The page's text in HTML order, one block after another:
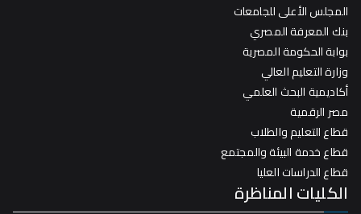
المجلس الأعلى للجامعات
بنك المعرفة المصري
بوابة الحكومة المصرية
وزارة التعليم العالي
أكاديمية البحث العلمي
مصر الرقمية
قطاع التعليم والطلاب
قطاع خدمة البيئة والمجتمع
قطاع الدراسات العليا
الكليات المناظرة